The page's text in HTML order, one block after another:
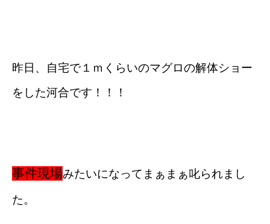
昨日、自宅で１ｍくらいのマグロの解体ショー
をした河合です！！！
事件現場みたいになってまぁまぁ叱られまし
た。